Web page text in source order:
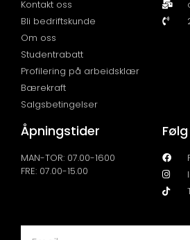
Kontakt oss
Bli bedriftskunde
Om oss
Studentrabatt
Profilering på arbeidsklær
Bærekraft
Salgsbetingelser
Åpningstider
MAN-TOR: 07.00-1600
FRE: 07.00-15.00